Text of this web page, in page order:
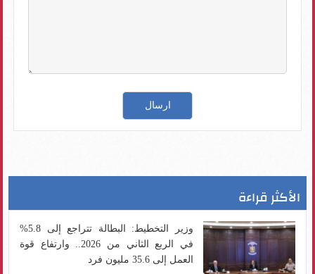
الأكثر قراءة
وزير التخطيط: البطالة تتراجع إلى 5.8%
في الربع الثاني من 2026.. وارتفاع قوة
العمل إلى 35.6 مليون فرد